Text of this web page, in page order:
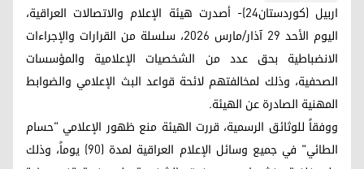
اربيل (كوردستان24)- أصدرت هيئة الإعلام والاتصالات العراقية،
اليوم الأحد 29 آذار/مارس 2026، سلسلة من القرارات والإجراءات
الانضباطية بحق عدد من الشخصيات الإعلامية والمؤسسات
الصحفية، وذلك لمخالفتهم لائحة قواعد البث الإعلامي والضوابط
المهنية الصادرة عن الهيئة.
ووفقاً للوثائق الرسمية، قررت الهيئة منع ظهور الإعلامي "حسام
الطائي" في جميع وسائل الإعلام العراقية لمدة (90) يوماً، وذلك